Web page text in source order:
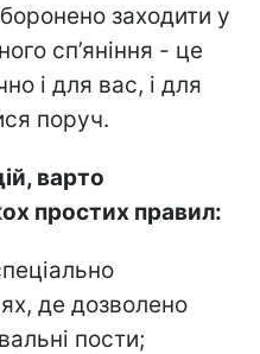
заходити у
сп’яніння - це
і для вас, і для
поруч.
варто
простих правил:
де дозволено
пости;